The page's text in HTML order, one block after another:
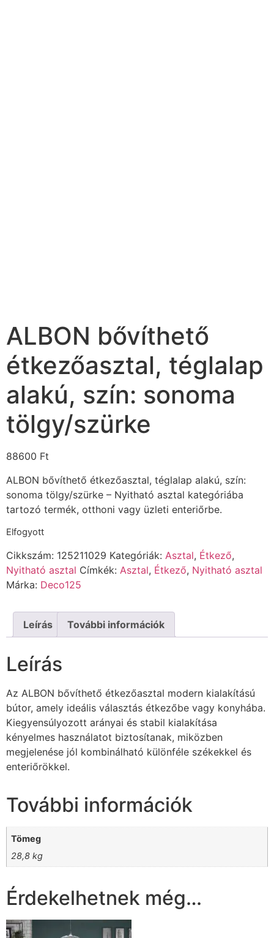
ALBON bővíthető
étkezőasztal, téglalap
alakú, szín: sonoma
tölgy/szürke
88600 Ft
ALBON bővíthető étkezőasztal, téglalap alakú, szín:
sonoma tölgy/szürke – Nyitható asztal kategóriába
tartozó termék, otthoni vagy üzleti enteriőrbe.
Elfogyott
Cikkszám: 125211029 Kategóriák: Asztal, Étkező,
Nyitható asztal Címkék: Asztal, Étkező, Nyitható asztal
Márka: Deco125
Leírás További információk
Leírás
Az ALBON bővíthető étkezőasztal modern kialakítású
bútor, amely ideális választás étkezőbe vagy konyhába.
Kiegyensúlyozott arányai és stabil kialakítása
kényelmes használatot biztosítanak, miközben
megjelenése jól kombinálható különféle székekkel és
enteriőrökkel.
További információk
Tömeg
28,8 kg
Érdekelhetnek még…